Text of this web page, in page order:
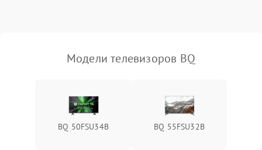
Модели телевизоров BQ
BQ 50FSU34B BQ 55FSU32B